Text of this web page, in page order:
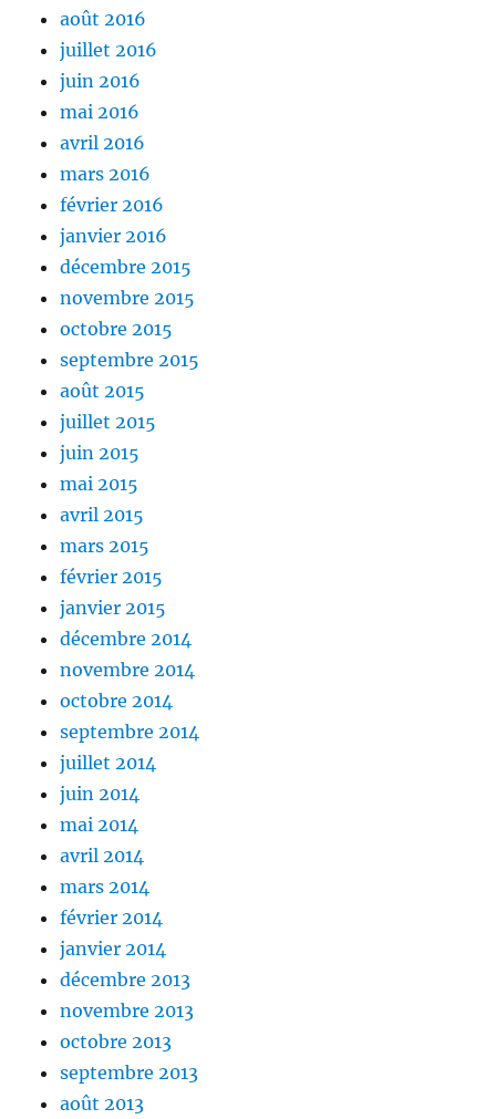
août 2016
juillet 2016
juin 2016
mai 2016
avril 2016
mars 2016
février 2016
janvier 2016
décembre 2015
novembre 2015
octobre 2015
septembre 2015
août 2015
juillet 2015
juin 2015
mai 2015
avril 2015
mars 2015
février 2015
janvier 2015
décembre 2014
novembre 2014
octobre 2014
septembre 2014
juillet 2014
juin 2014
mai 2014
avril 2014
mars 2014
février 2014
janvier 2014
décembre 2013
novembre 2013
octobre 2013
septembre 2013
août 2013